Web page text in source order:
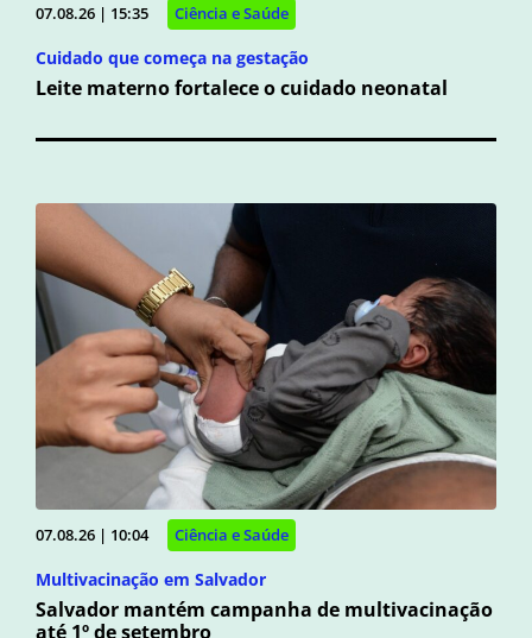
07.08.26 | 15:35 Ciência e Saúde
Cuidado que começa na gestação
Leite materno fortalece o cuidado neonatal
07.08.26 | 10:04 Ciência e Saúde
Multivacinação em Salvador
Salvador mantém campanha de multivacinação
até 1º de setembro